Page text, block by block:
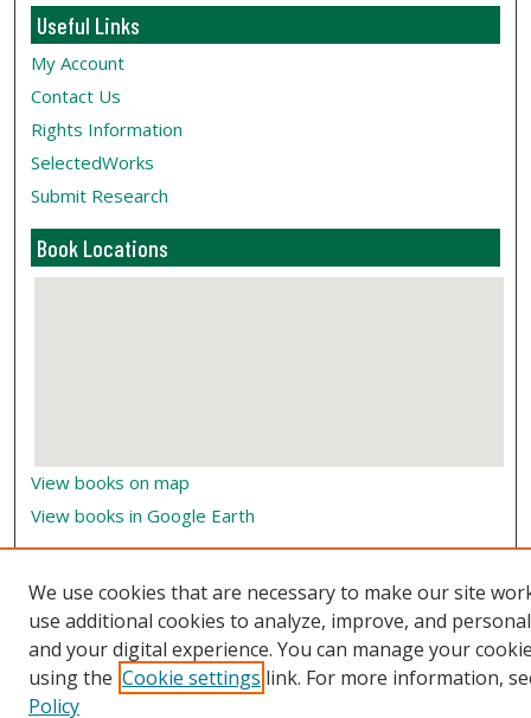
Useful Links
My Account
Contact Us
Rights Information
SelectedWorks
Submit Research
Book Locations
View books on map
View books in Google Earth
We use cookies that are necessary to make our site
use additional cookies to analyze, improve, and
and your digital experience. You can manage your
using the Cookie settings link. For more information,
Policy